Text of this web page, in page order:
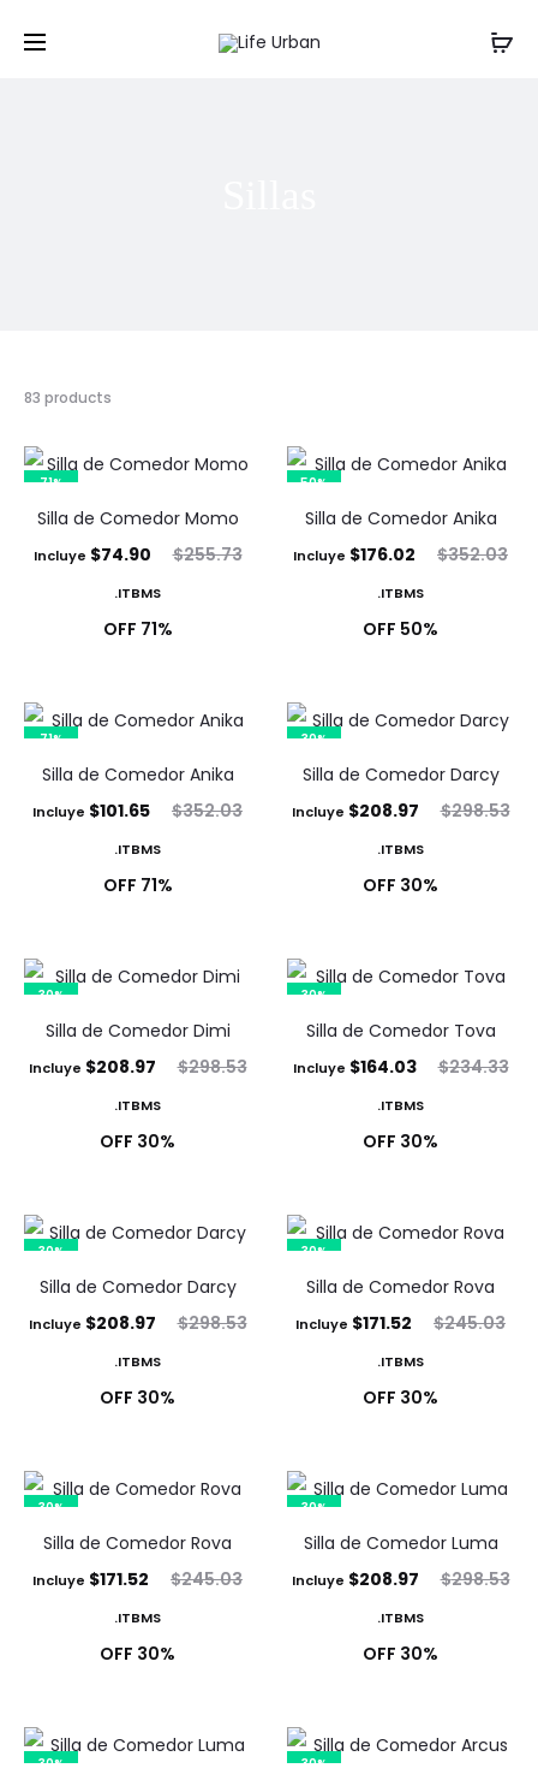
83 products
de
resultados
por
los
71%
Silla de Comedor Momo
$255.73
El
precio
original
$74.90
El
$74.90.
Incluye
ITBMS.
71% OFF
50%
Silla de Comedor Anika
$352.03
El
precio
original
$176.02
El
$176.02.
Incluye
ITBMS.
50% OFF
71%
Silla de Comedor Anika
$352.03
El
precio
original
$101.65
El
$101.65.
Incluye
ITBMS.
71% OFF
30%
Silla de Comedor Darcy
$298.53
El
precio
original
$208.97
El
$208.97.
Incluye
ITBMS.
30% OFF
30%
Silla de Comedor Dimi
$298.53
El
precio
original
$208.97
El
$208.97.
Incluye
ITBMS.
30% OFF
30%
Silla de Comedor Tova
$234.33
El
precio
original
$164.03
El
$164.03.
Incluye
ITBMS.
30% OFF
30%
Silla de Comedor Darcy
$298.53
El
precio
original
$208.97
El
$208.97.
Incluye
ITBMS.
30% OFF
30%
Silla de Comedor Rova
$245.03
El
precio
original
$171.52
El
$171.52.
Incluye
ITBMS.
30% OFF
30%
Silla de Comedor Rova
$245.03
El
precio
original
$171.52
El
$171.52.
Incluye
ITBMS.
30% OFF
30%
Silla de Comedor Luma
$298.53
El
precio
original
$208.97
El
$208.97.
Incluye
ITBMS.
30% OFF
30% 30%